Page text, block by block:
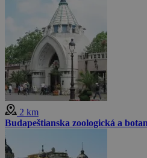
Menej fotiek
2 km
Budapeštianska zoologická a